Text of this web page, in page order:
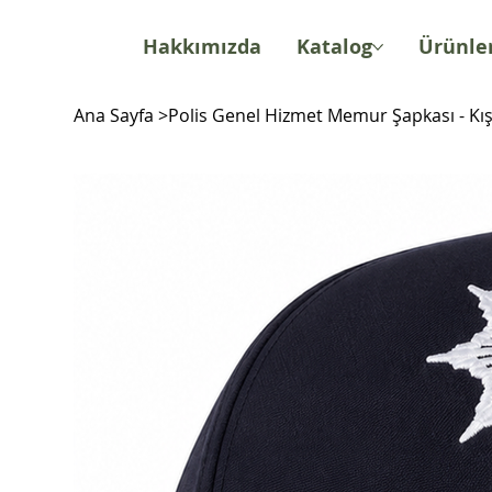
Hakkımızda Katalog
Ana Sayfa >Polis Genel Hizmet Memur Şapkası -